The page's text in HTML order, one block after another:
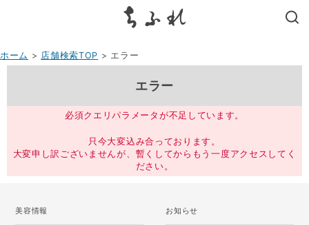
ホーム > 店舗検索TOP > エラー
エラー
必須クエリパラメータが不足しています。
只今大変込み合っております。
大変申し訳ございませんが、暫くしてからもう一度アクセスしてく
ださい。
美容情報 お知らせ